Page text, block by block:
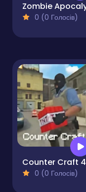
0 (0 Голосів)
Counter Craft 4
0 (0 Голосів)